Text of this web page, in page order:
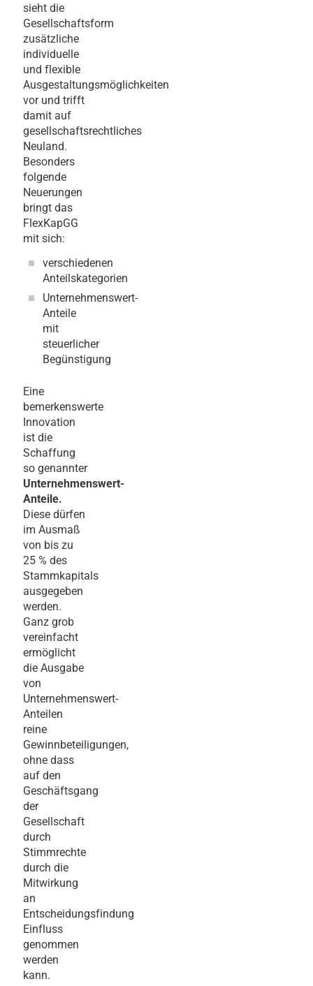
sieht die
Gesellschaftsform
zusätzliche
individuelle
und flexible
Ausgestaltungsmöglichkeiten
vor und trifft
damit auf
gesellschaftsrechtliches
Neuland.
Besonders
folgende
Neuerungen
bringt das
FlexKapGG
mit sich:
verschiedenen
Anteilskategorien
Unternehmenswert-
Anteile
mit
steuerlicher
Begünstigung
Eine
bemerkenswerte
Innovation
ist die
Schaffung
so genannter
Unternehmenswert-
Anteile.
Diese dürfen
im Ausmaß
von bis zu
25 % des
Stammkapitals
ausgegeben
werden.
Ganz grob
vereinfacht
ermöglicht
die Ausgabe
von
Unternehmenswert-
Anteilen
reine
Gewinnbeteiligungen,
ohne dass
auf den
Geschäftsgang
der
Gesellschaft
durch
Stimmrechte
durch die
Mitwirkung
an
Entscheidungsfindung
Einfluss
genommen
werden
kann.